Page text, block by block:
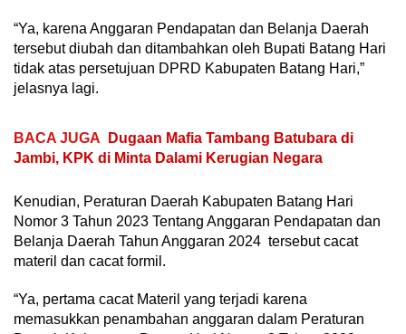
“Ya, karena Anggaran Pendapatan dan Belanja Daerah
tersebut diubah dan ditambahkan oleh Bupati Batang Hari
tidak atas persetujuan DPRD Kabupaten Batang Hari,”
jelasnya lagi.
BACA JUGA
Dugaan Mafia Tambang Batubara di
Jambi, KPK di Minta Dalami Kerugian Negara
Kenudian, Peraturan Daerah Kabupaten Batang Hari
Nomor 3 Tahun 2023 Tentang Anggaran Pendapatan dan
Belanja Daerah Tahun Anggaran 2024 tersebut cacat
materil dan cacat formil.
“Ya, pertama cacat Materil yang terjadi karena
memasukkan penambahan anggaran dalam Peraturan